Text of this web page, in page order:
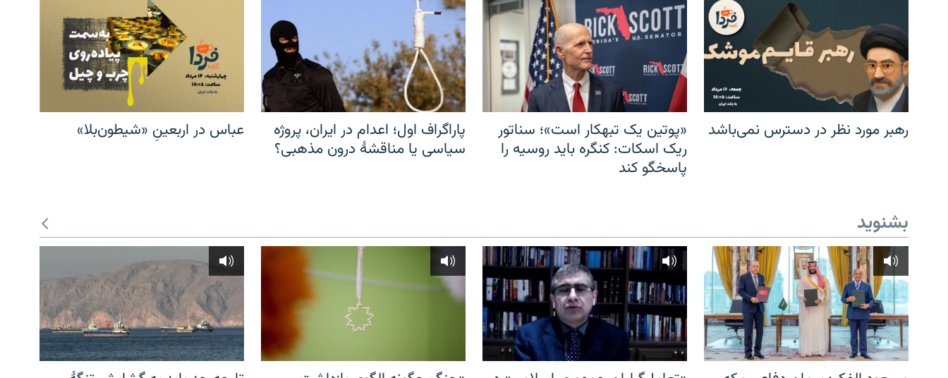
رهبر مورد نظر در دسترس نمی‌باشد
«پوتین یک تبهکار است»؛ سناتور
ریک اسکات: کنگره باید روسیه را
پاسخگو کند
پاراگراف اول؛ اعدام در ایران، پروژه
سیاسی یا مناقشهٔ درون مذهبی؟
عباس در اربعینِ «شیطون‌بلا»
بشنوید